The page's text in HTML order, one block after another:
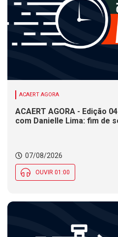
ACAERT AGORA
ACAERT AGORA - Edição
com Danielle Lima: fim de
07/08/2026
OUVIR 01:00